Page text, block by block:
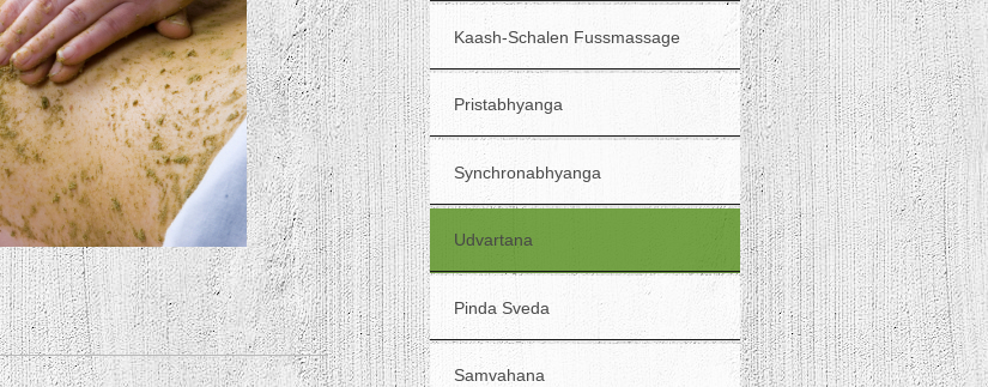
Kaash-Schalen Fussmassage
Pristabhyanga
Synchronabhyanga
Udvartana
Pinda Sveda
Samvahana